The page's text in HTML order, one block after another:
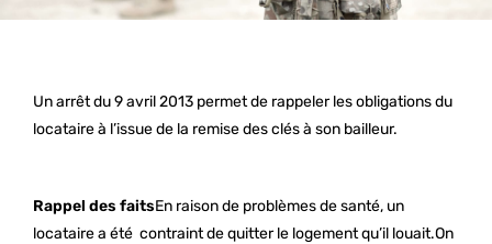
Un arrêt du 9 avril 2013 permet de rappeler les obligations du
locataire à l’issue de la remise des clés à son bailleur.
Rappel des faitsEn raison de problèmes de santé, un
locataire a été contraint de quitter le logement qu’il louait.On